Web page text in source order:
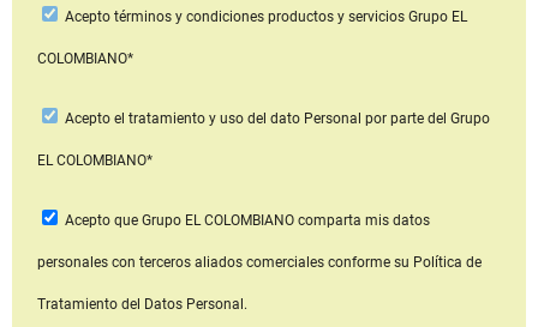
Aceptotérminos y condiciones productos y serviciosGrupo EL
COLOMBIANO*
Acepto el tratamiento y uso del dato Personal por parte del Grupo
EL COLOMBIANO*
Acepto que Grupo EL COLOMBIANOcomparta mis datos
personales con terceros aliados comerciales conforme su Política de
Tratamiento del Datos Personal.